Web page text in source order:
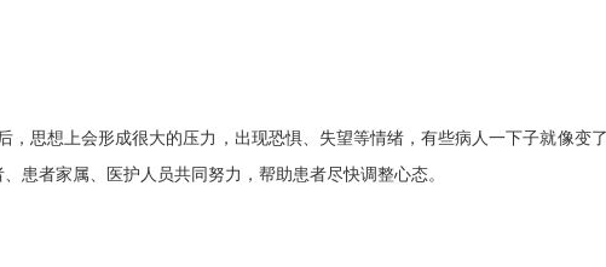
思想上会形成很大的压力，出现恐惧、失望等情绪，有些病人一下子就像变
患者家属、医护人员共同努力，帮助患者尽快调整心态。